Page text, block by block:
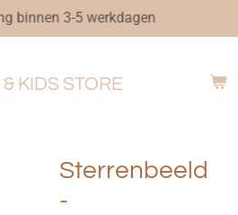
binnen 3-5 werkdagen
KIDS STORE
Sterrenbeeld
-